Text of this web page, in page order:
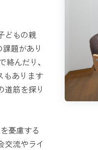
どもの親
題があり
絡んだり、
もあります
道筋を探り
憂慮する
交流やライ